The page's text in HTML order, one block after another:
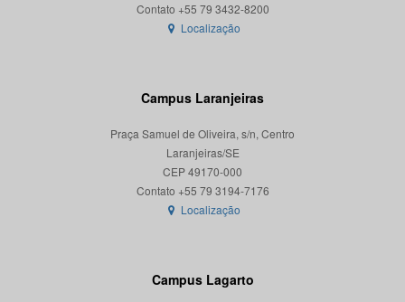
Localização
Campus Laranjeiras
Praça Samuel de Oliveira, s/n, Centro
Laranjeiras/SE
CEP 49170-000
Localização
Campus Lagarto